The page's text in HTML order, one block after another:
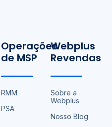
Operações
de MSP
RMM
PSA
Webplus
Revendas
Sobre a
Webplus
Nosso Blog